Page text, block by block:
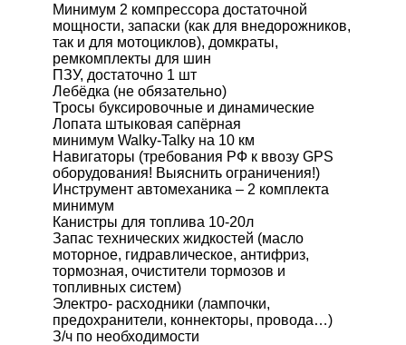
Минимум 2 компрессора достаточной
мощности, запаски (как для внедорожников,
так и для мотоциклов), домкраты,
ремкомплекты для шин
ПЗУ, достаточно 1 шт
Лебёдка (не обязательно)
Тросы буксировочные и динамические
Лопата штыковая сапёрная
минимум Walky-Talky на 10 км
Навигаторы (требования РФ к ввозу GPS
оборудования! Выяснить ограничения!)
Инструмент автомеханика – 2 комплекта
минимум
Канистры для топлива 10-20л
Запас технических жидкостей (масло
моторное, гидравлическое, антифриз,
тормозная, очистители тормозов и
топливных систем)
Электро- расходники (лампочки,
предохранители, коннекторы, провода…)
З/ч по необходимости